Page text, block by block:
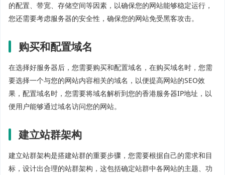
的配置、带宽、存储空间等因素，以确保您的网站能够稳定运行，
您还需要考虑服务器的安全性，确保您的网站免受黑客攻击。
购买和配置域名
在选择好服务器后，您需要购买和配置域名，在购买域名时，您需
要选择一个与您的网站内容相关的域名，以便提高网站的SEO效
果，配置域名时，您需要将域名解析到您的香港服务器IP地址，以
便用户能够通过域名访问您的网站。
建立站群架构
建立站群架构是搭建站群的重要步骤，您需要根据自己的需求和目
标，设计出合理的站群架构，这包括确定站群中各网站的主题、功